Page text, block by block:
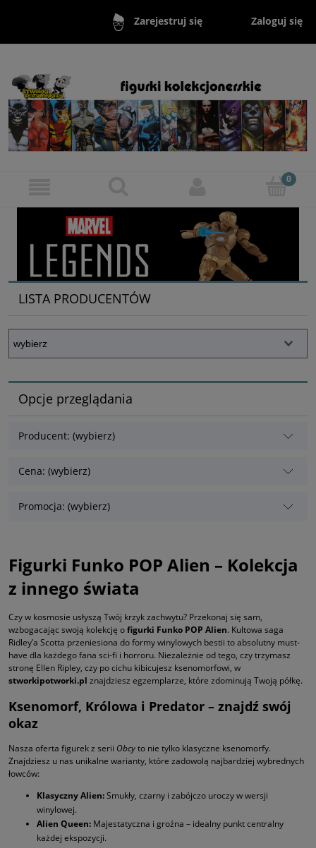
Zarejestruj się Zaloguj się
LISTA PRODUCENTÓW
Opcje przeglądania
Producent: (wybierz)
Cena: (wybierz)
Promocja: (wybierz)
Figurki Funko POP Alien – Kolekcja
z innego świata
Czy w kosmosie usłyszą Twój krzyk zachwytu? Przekonaj się sam,
wzbogacając swoją kolekcję ofigurki Funko POP Alien. Kultowa saga
Ridley’a Scotta przeniesiona do formy winylowych bestii to absolutny must-
have dla każdego fana sci-fi i horroru. Niezależnie od tego, czy trzymasz
stronę Ellen Ripley, czy po cichu kibicujesz ksenomorfowi, w
stworkipotworki.pl znajdziesz egzemplarze, które zdominują Twoją półkę.
Ksenomorf, Królowa i Predator – znajdź swój
okaz
Nasza oferta figurek z serii Obcyto nie tylko klasyczne ksenomorfy.
Znajdziesz u nas unikalne warianty, które zadowolą najbardziej wybrednych
łowców:
Klasyczny Alien:Smukły, czarny i zabójczo uroczy w wersji
winylowej.
Alien Queen: Majestatyczna i groźna – idealny punkt centralny
każdej ekspozycji.